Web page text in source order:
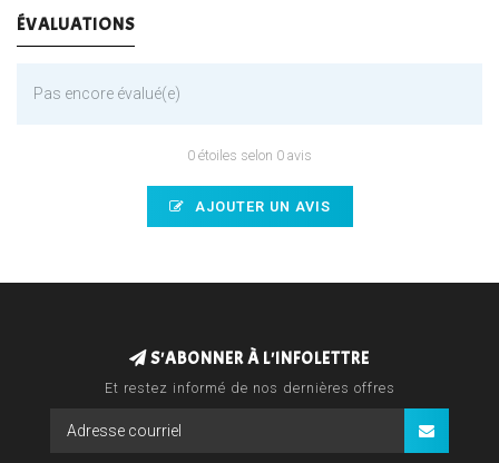
ÉVALUATIONS
Pas encore évalué(e)
0 étoiles selon 0 avis
AJOUTER UN AVIS
S'ABONNER À L'INFOLETTRE
Et restez informé de nos dernières offres